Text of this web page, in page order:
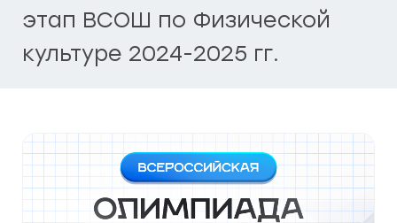
этап ВСОШ по Физической
культуре 2024-2025 гг.